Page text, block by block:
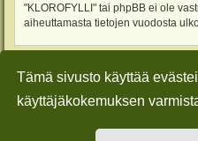
Tämä sivusto käyttää
käyttäjäkokemuksen
"KLOROFYLLI" tai phpBB ei ole
aiheuttamasta tietojen vuodosta
Etusivu Viesti
Keskustelufoorumin ohjelmistophpBB®